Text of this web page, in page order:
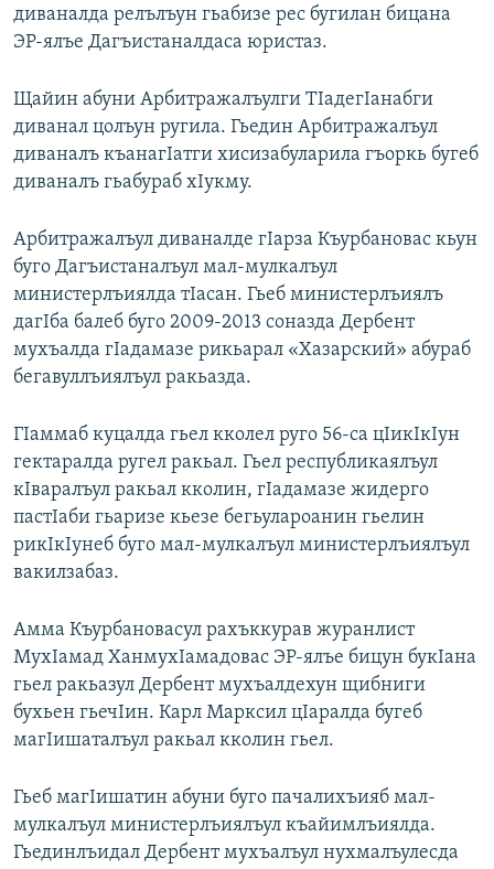
диваналда релълъун гьабизе рес бугилан бицана
ЭР-ялъе Дагъистаналдаса юристаз.
Щайин абуни Арбитражалъулги ТIадегIанабги
диванал цолъун ругила. Гьедин Арбитражалъул
диваналъ къанагIатги хисизабуларила гъоркь бугеб
диваналъ гьабураб хIукму.
Арбитражалъул диваналде гIарза Къурбановас кьун
буго Дагъистаналъул мал-мулкалъул
министерлъиялда тIасан. Гьеб министерлъиялъ
дагIба балеб буго 2009-2013 соназда Дербент
мухъалда гIадамазе рикьарал «Хазарский» абураб
бегавуллъиялъул ракьазда.
ГIаммаб куцалда гьел кколел руго 56-са цIикIкIун
гектаралда ругел ракьал. Гьел республикаялъул
кIваралъул ракьал кколин, гIадамазе жидерго
пастIаби гьаризе кьезе бегьулароанин гьелин
рикIкIунеб буго мал-мулкалъул министерлъиялъул
вакилзабаз.
Амма Къурбановасул рахъккурав журанлист
МухIамад ХанмухIамадовас ЭР-ялъе бицун букIана
гьел ракьазул Дербент мухъалдехун щибниги
бухьен гьечIин. Карл Марксил цIаралда бугеб
магIишаталъул ракьал кколин гьел.
Гьеб магIишатин абуни буго пачалихъияб мал-
мулкалъул министерлъиялъул къайимлъиялда.
Гьединлъидал Дербент мухъалъул нухмалъулесда